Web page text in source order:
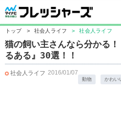
トップ > 社会人ライフ > 社会人ライフ
猫の飼い主さんなら分かる
るある』30選！！
社会人ライフ 2016/01/07
動物 かわい